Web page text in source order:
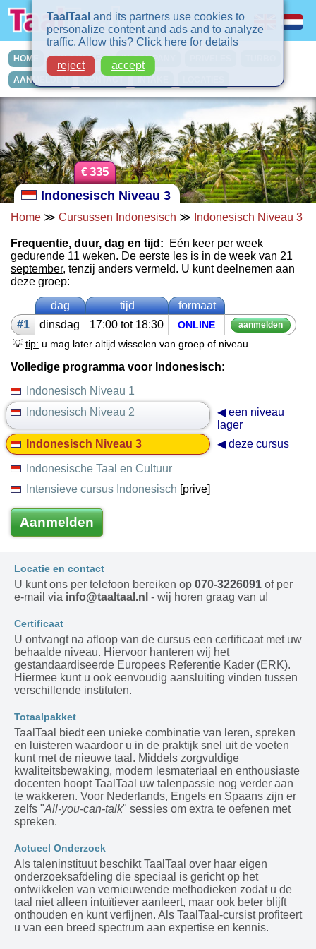
HOME CURSUSSEN IN-COMPANY
AANMELDEN
Indonesisch Niveau 3
€335
Home ≫ Cursussen Indonesisch ≫ Indonesisch Niveau 3
Frequentie, duur, dag en tijd: Eén keer per week
gedurende 11 weken. De eerste les is in de week van 21
september, tenzij anders vermeld. U kunt deelnemen aan
deze groep:
dag
tijd
formaat
#1
dins­dag 17:00 tot 18:30 ON­LINE aan­mel­den
💡tip: u mag later altijd wisselen van groep of niveau
Volledige programma voor Indonesisch:
Indonesisch Niveau 1
Indonesisch Niveau 2
◀ een niveau
lager
Indonesisch Niveau 3
◀ deze cursus
Indonesische Taal en Cultuur
Intensieve cursus Indonesisch [prive]
Aanmelden
Locatie en contact
U kunt ons per telefoon bereiken op 070-3226091 of per
e-mail via info@taaltaal.nl - wij horen graag van u!
Certificaat
U ontvangt na afloop van de cursus een certificaat met uw
behaalde niveau. Hiervoor hanteren wij het
gestandaardiseerde Europees Referentie Kader (ERK).
Hiermee kunt u ook eenvoudig aansluiting vinden tussen
verschillende instituten.
Totaalpakket
TaalTaal biedt een unieke combinatie van leren, spreken
en luisteren waardoor u in de praktijk snel uit de voeten
kunt met de nieuwe taal. Middels zorgvuldige
kwaliteitsbewaking, modern lesmateriaal en enthousiaste
docenten hoopt TaalTaal uw talenpassie nog verder aan
te wakkeren. Voor Nederlands, Engels en Spaans zijn er
zelfs "All-you-can-talk" sessies om extra te oefenen met
spreken.
Actueel Onderzoek
Als taleninstituut beschikt TaalTaal over haar eigen
onderzoeksafdeling die speciaal is gericht op het
ontwikkelen van vernieuwende methodieken zodat u de
taal niet alleen intuïtiever aanleert, maar ook beter blijft
onthouden en kunt verfijnen. Als TaalTaal-cursist profiteert
u van een breed spectrum aan expertise en kennis.
TaalTaal and its partners use cookies to
personalize content and ads and to analyze
traffic. Allow this? Click here for details
reject
accept